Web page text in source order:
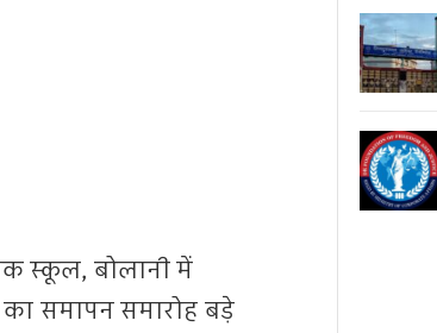
स्कूल, बोलानी में
समापन समारोह बड़े